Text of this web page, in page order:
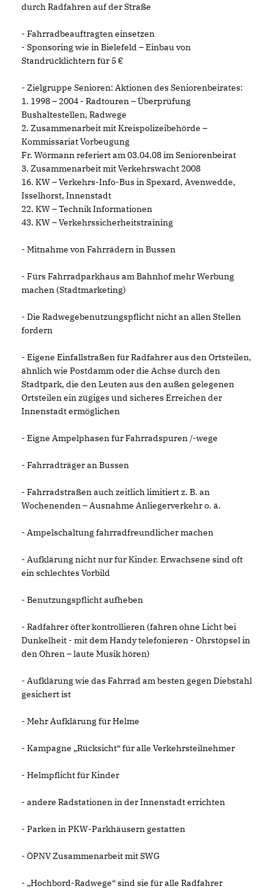
durch Radfahren auf der Straße
- Fahrradbeauftragten einsetzen
- Sponsoring wie in Bielefeld – Einbau von
Standrücklichtern für 5
- Zielgruppe Senioren: Aktionen des Seniorenbeirates:
1. 1998 – 2004 - Radtouren – Überprüfung
Bushaltestellen, Radwege
2. Zusammenarbeit mit Kreispolizeibehörde –
Kommissariat Vorbeugung
Fr. Wörmann referiert am 03.04.08 im Seniorenbeirat
3. Zusammenarbeit mit Verkehrswacht 2008
16. KW – Verkehrs-Info-Bus in Spexard, Avenwedde,
Isselhorst, Innenstadt
22. KW – Technik Informationen
43. KW – Verkehrssicherheitstraining
- Mitnahme von Fahrrädern in Bussen
- Fürs Fahrradparkhaus am Bahnhof mehr Werbung
machen (Stadtmarketing)
- Die Radwegebenutzungspflicht nicht an allen Stellen
fordern
- Eigene Einfallstraßen für Radfahrer aus den Ortsteilen,
ähnlich wie Postdamm oder die Achse durch den
Stadtpark, die den Leuten aus den außen gelegenen
Ortsteilen ein zügiges und sicheres Erreichen der
Innenstadt ermöglichen
- Eigne Ampelphasen für Fahrradspuren /-wege
- Fahrradträger an Bussen
- Fahrradstraßen auch zeitlich limitiert z. B. an
Wochenenden – Ausnahme Anliegerverkehr o. ä.
- Ampelschaltung fahrradfreundlicher machen
- Aufklärung nicht nur für Kinder. Erwachsene sind oft
ein schlechtes Vorbild
- Benutzungspflicht aufheben
- Radfahrer öfter kontrollieren (fahren ohne Licht bei
Dunkelheit - mit dem Handy telefonieren - Ohrstöpsel in
den Ohren – laute Musik hören)
- Aufklärung wie das Fahrrad am besten gegen Diebstahl
gesichert ist
- Mehr Aufklärung für Helme
- Kampagne „Rücksicht“ für alle Verkehrsteilnehmer
- Helmpflicht für Kinder
- andere Radstationen in der Innenstadt errichten
- Parken in PKW-Parkhäusern gestatten
- ÖPNV Zusammenarbeit mit SWG
- „Hochbord-Radwege“ sind sie für alle Radfahrer